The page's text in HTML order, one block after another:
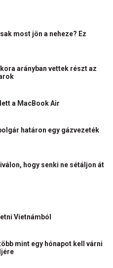
most jön a neheze? Ez
arányban vettek részt az
a MacBook Air
határon egy gázvezeték
hogy senki ne sétáljon át
Vietnámból
mint egy hónapot kell várni